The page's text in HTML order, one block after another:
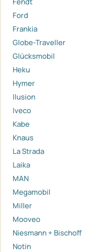
Ford
Frankia
Globe-Traveller
Glücksmobil
Heku
Hymer
Ilusion
Iveco
Kabe
Knaus
La Strada
Laika
MAN
Megamobil
Miller
Mooveo
Niesmann + Bischoff
Notin